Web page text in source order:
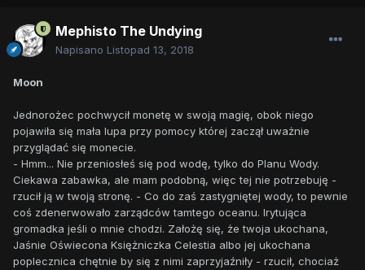
Mephisto The Undying
Napisano Listopad 13, 2018
Moon
Jednorożec pochwycił monetę w swoją magię, obok niego
pojawiła się mała lupa przy pomocy której zaczął uważnie
przyglądać się monecie.
- Hmm... Nie przeniosłeś się pod wodę, tylko do Planu Wody.
Ciekawa zabawka, ale mam podobną, więc tej nie potrzebuję -
rzucił ją w twoją stronę. - Co do zaś zastygniętej wody, to pewnie
coś zdenerwowało zarządców tamtego oceanu. Irytująca
gromadka jeśli o mnie chodzi. Założę się, że twoja ukochana,
Jaśnie Oświecona Księżniczka Celestia albo jej ukochana
poplecznica chętnie by się z nimi zaprzyjaźniły - rzucił, chociaż